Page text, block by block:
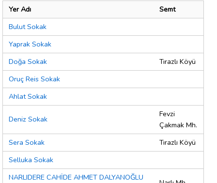
Yer Adı
Semt
Bulut Sokak
Yaprak Sokak
Doğa Sokak
Tırazlı Köyü
Oruç Reis Sokak
Ahlat Sokak
Deniz Sokak
Fevzi
Çakmak Mh.
Sera Sokak
Tırazlı Köyü
Selluka Sokak
NARLIDERE CAHİDE AHMET DALYANOĞLU